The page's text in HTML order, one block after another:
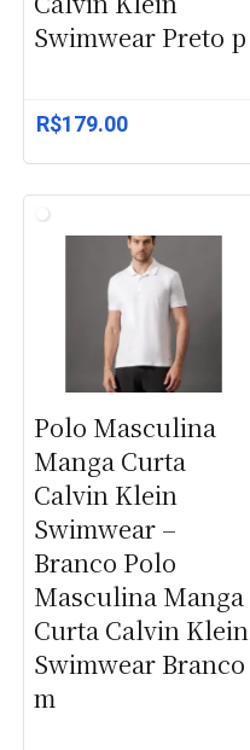
Swimwear Preto p
R$179.00
Polo Masculina
Manga Curta
Calvin Klein
Swimwear –
Branco Polo
Masculina Manga
Curta Calvin Klein
Swimwear Branco
m